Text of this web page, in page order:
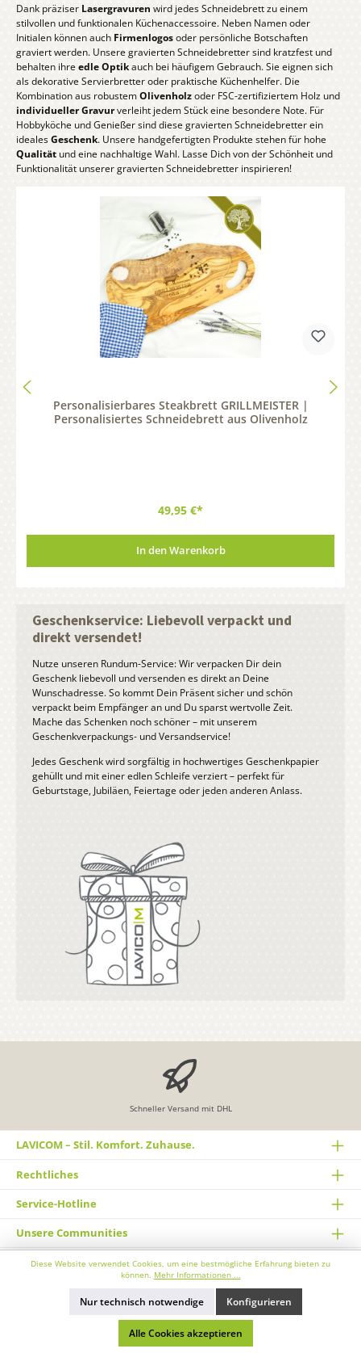
Dank präziser Lasergravuren wird jedes Schneidebrett zu einem
stilvollen und funktionalen Küchenaccessoire. Neben Namen oder
Initialen können auch Firmenlogosoder persönliche Botschaften
graviert werden. Unsere gravierten Schneidebretter sind kratzfest und
behalten ihreedle Optikauch bei häufigem Gebrauch. Sie eignen sich
als dekorative Servierbretter oder praktische Küchenhelfer. Die
Kombination aus robustemOlivenholzoder FSC-zertifiziertem Holz und
individueller Gravurverleiht jedem Stück eine besondere Note. Für
Hobbyköche und Genießer sind diese gravierten Schneidebretter ein
idealesGeschenk. Unsere handgefertigten Produkte stehen für hohe
Qualität und eine nachhaltige Wahl. Lasse Dich von der Schönheit und
Funktionalität unserer gravierten Schneidebretter inspirieren!
Personalisierbares Steakbrett GRILLMEISTER |
Personalisiertes Schneidebrett aus Olivenholz
49,95 €*
In den Warenkorb
Geschenkservice: Liebevoll verpackt und
direkt versendet!
Nutze unseren Rundum-Service: Wir verpacken Dir dein
Geschenk liebevoll und versenden es direkt an Deine
Wunschadresse. So kommt Dein Präsent sicher und schön
verpackt beim Empfänger an und Du sparst wertvolle Zeit.
Mache das Schenken noch schöner – mit unserem
Geschenkverpackungs- und Versandservice!
Jedes Geschenk wird sorgfältig in hochwertiges Geschenkpapier
gehüllt und mit einer edlen Schleife verziert – perfekt für
Geburtstage, Jubiläen, Feiertage oder jeden anderen Anlass.
Schneller Versand mit DHL
LAVICOM – Stil. Komfort. Zuhause.
Rechtliches
Service-Hotline
Unsere Communities
Zahlungs- und Versandarten
Bestellung widerrufen
Diese Website verwendet Cookies, um eine bestmögliche Erfahrung bieten zu
können. Mehr Informationen ...
Nur technisch notwendige Konfigurieren
Alle Cookies akzeptieren